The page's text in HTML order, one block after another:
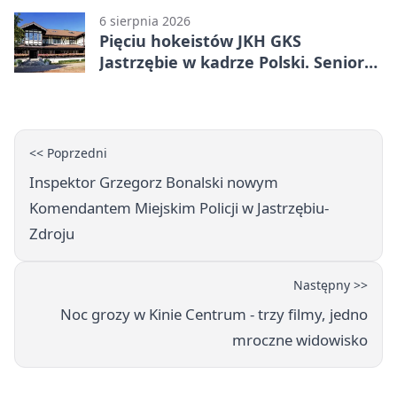
6 sierpnia 2026
Pięciu hokeistów JKH GKS
Jastrzębie w kadrze Polski. Seniorzy
<< Poprzedni
Inspektor Grzegorz Bonalski nowym
Komendantem Miejskim Policji w Jastrzębiu-
Zdroju
Następny >>
Noc grozy w Kinie Centrum - trzy filmy, jedno
mroczne widowisko